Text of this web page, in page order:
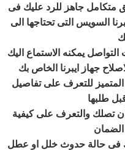
متكامل جاهز للرد عليك فى
السويس التى تحتاجها الى
يمكنه الاستماع اليك
جهاز ايبرنا الخاص بك
للتعرف على تفاصيل
تصلك والتعرف على كيفية
فى حالة حدوث خلل او عطل